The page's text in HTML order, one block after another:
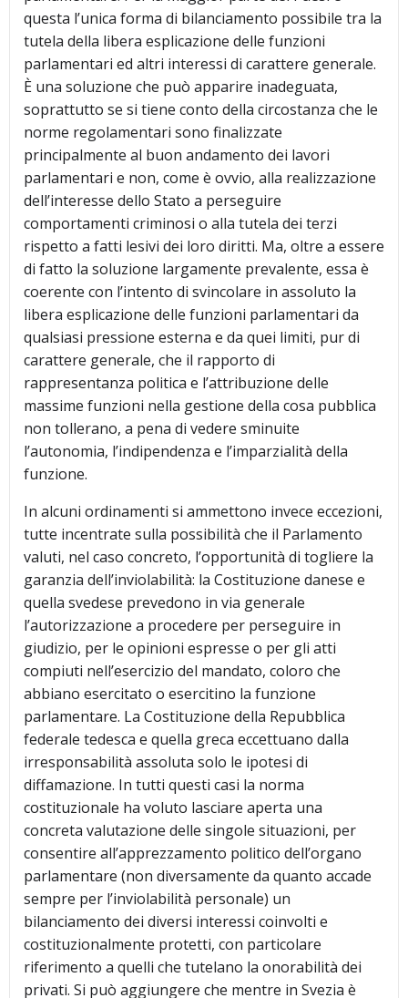
questa l’unica forma di bilanciamento possibile tra la
tutela della libera esplicazione delle funzioni
parlamentari ed altri interessi di carattere generale.
È una soluzione che può apparire inadeguata,
soprattutto se si tiene conto della circostanza che le
norme regolamentari sono finalizzate
principalmente al buon andamento dei lavori
parlamentari e non, come è ovvio, alla realizzazione
dell’interesse dello Stato a perseguire
comportamenti criminosi o alla tutela dei terzi
rispetto a fatti lesivi dei loro diritti. Ma, oltre a essere
di fatto la soluzione largamente prevalente, essa è
coerente con l’intento di svincolare in assoluto la
libera esplicazione delle funzioni parlamentari da
qualsiasi pressione esterna e da quei limiti, pur di
carattere generale, che il rapporto di
rappresentanza politica e l’attribuzione delle
massime funzioni nella gestione della cosa pubblica
non tollerano, a pena di vedere sminuite
l’autonomia, l’indipendenza e l’imparzialità della
funzione.
In alcuni ordinamenti si ammettono invece eccezioni,
tutte incentrate sulla possibilità che il Parlamento
valuti, nel caso concreto, l’opportunità di togliere la
garanzia dell’inviolabilità: la Costituzione danese e
quella svedese prevedono in via generale
l’autorizzazione a procedere per perseguire in
giudizio, per le opinioni espresse o per gli atti
compiuti nell’esercizio del mandato, coloro che
abbiano esercitato o esercitino la funzione
parlamentare. La Costituzione della Repubblica
federale tedesca e quella greca eccettuano dalla
irresponsabilità assoluta solo le ipotesi di
diffamazione. In tutti questi casi la norma
costituzionale ha voluto lasciare aperta una
concreta valutazione delle singole situazioni, per
consentire all’apprezzamento politico dell’organo
parlamentare (non diversamente da quanto accade
sempre per l’inviolabilità personale) un
bilanciamento dei diversi interessi coinvolti e
costituzionalmente protetti, con particolare
riferimento a quelli che tutelano la onorabilità dei
privati. Si può aggiungere che mentre in Svezia è